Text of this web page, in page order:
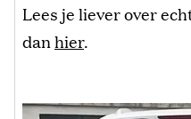
Lees je liever over
danhier.